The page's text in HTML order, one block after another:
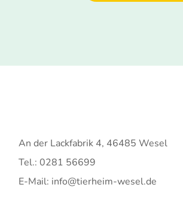
An der Lackfabrik 4, 46485 Wesel
Tel.: 0281 56699
E-Mail: info@tierheim-wesel.de